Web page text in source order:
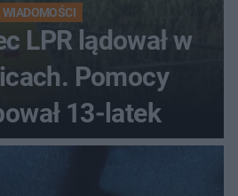
WIADOMOŚCI
LPR lądował w
Pomocy
13-latek